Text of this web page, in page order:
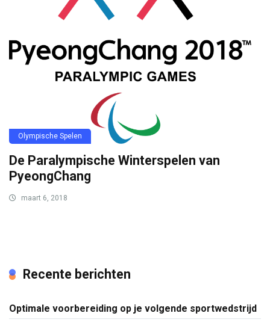
Olympische Spelen
De Paralympische Winterspelen van
PyeongChang
maart 6, 2018
Recente berichten
Optimale voorbereiding op je volgende sportwedstrijd